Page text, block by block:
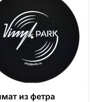
из фетра